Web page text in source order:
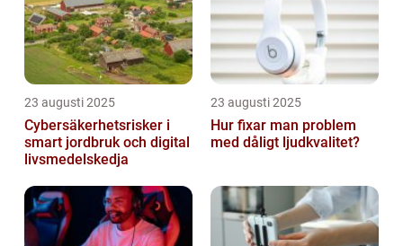
23 augusti 2025
Cybersäkerhetsrisker i
smart jordbruk och digital
livsmedelskedja
23 augusti 2025
Hur fixar man problem
med dåligt ljudkvalitet?